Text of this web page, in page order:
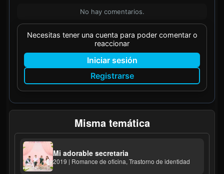
No hay comentarios.
Necesitas tener una cuenta para poder comentar o
reaccionar
Iniciar sesión
Registrarse
Misma temática
Mi adorable secretaria
2019 | Romance de oficina, Trastorno de identidad